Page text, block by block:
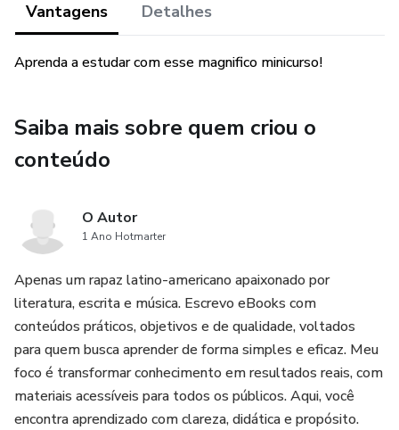
Vantagens Detalhes
Aprenda a estudar com esse magnifico minicurso!
Saiba mais sobre quem criou o
conteúdo
O Autor
1 Ano Hotmarter
Apenas um rapaz latino-americano apaixonado por
literatura, escrita e música. Escrevo eBooks com
conteúdos práticos, objetivos e de qualidade, voltados
para quem busca aprender de forma simples e eficaz. Meu
foco é transformar conhecimento em resultados reais, com
materiais acessíveis para todos os públicos. Aqui, você
encontra aprendizado com clareza, didática e propósito.